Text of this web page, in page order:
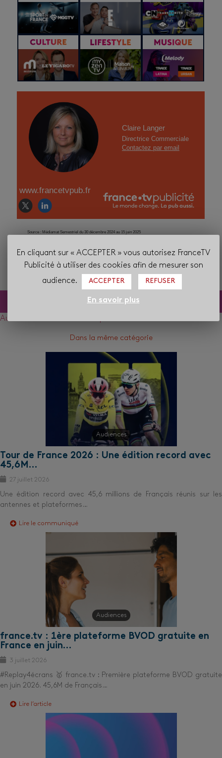
Claire Langer
Directrice Commerciale
Contactez par email
www.francetvpub.fr
Source : Médiamat Semestriel du 30 décembre 2024 au 15 juin 2025
rights reserved
Audiences
Dans la même catégorie
Audiences
Tour de France 2026 : Une édition record avec
45,6M…
27 juillet 2026
Une édition record avec 45,6 millions de Français réunis sur les
antennes et plateformes…
Lire le communiqué
Audiences
france.tv : 1ère plateforme BVOD gratuite en
France en juin…
3 juillet 2026
#Replay4écrans 🥇 france.tv : Première plateforme BVOD gratuite
en juin 2026. 45,6M de Français…
Lire l’article
En cliquant sur « ACCEPTER » vous autorisez FranceTV
Publicité à utiliser des cookies afin de mesurer son
audience.
ACCEPTER REFUSER
En savoir plus